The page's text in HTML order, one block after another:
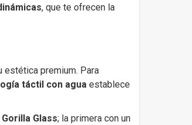
, que te ofrecen la
premium. Para
táctil con agua establece
Glass; la primera con un